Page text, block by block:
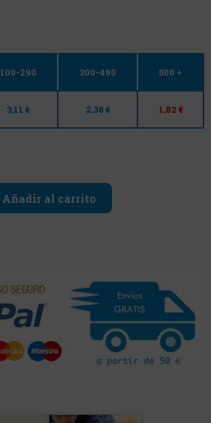
100-290 300-490 500 +
3,11 € 2,38 € 1,82 €
Añadir al carrito